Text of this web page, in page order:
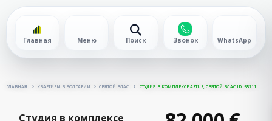
Главная Меню Поиск Звонок WhatsApp
ГЛАВНАЯ КВАРТИРЫ В БОЛГАРИИ СВЯТОЙ ВЛАС СТУДИЯ В КОМПЛЕКСЕ ARTUR, СВЯТОЙ ВЛАС ID: 55711
Студия в комплексе